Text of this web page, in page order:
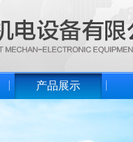
产品展示